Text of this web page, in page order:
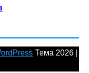
Тема 2026 |